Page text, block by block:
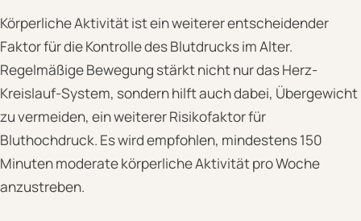
Körperliche Aktivität ist ein weiterer entscheidender
Faktor für die Kontrolle des Blutdrucks im Alter.
Regelmäßige Bewegung stärkt nicht nur das Herz-
Kreislauf-System, sondern hilft auch dabei, Übergewicht
zu vermeiden, ein weiterer Risikofaktor für
Bluthochdruck. Es wird empfohlen, mindestens 150
Minuten moderate körperliche Aktivität pro Woche
anzustreben.